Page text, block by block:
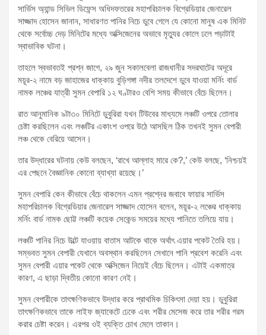
সার্ভিস অ্যান্ড সিভিল ডিফেন্স অধিদফতরের মহাপরিচালক বিগ্রেডিয়ার জেনারেল
সাজ্জাদ হোসেন জানান, সাধারণত পানির নিচে ডুবে গেলে যে কোনো মানুষ এক মিনিট
থেকে সর্বোচ্চ দেড় মিনিটের মধ্যে অক্সিজেনের অভাবে মৃত্যুর কোলে ঢলে পড়াটাই
স্বাভাবিক ঘটনা।
তাহলে স্বভাবতই প্রশ্ন জাগে, ২৯ জুন সকালবেলা রাজধানীর সদরঘাটের অদূরে
ময়ূর-২ নামে বড় জাহাজের ধাক্কায় বুড়িগঙ্গা নদীর তলদেশে ডুবে যাওয়া মর্নিং বার্ড
নামক লঞ্চের যাত্রী সুমন বেপারি ১২ ঘণ্টারও বেশি সময় কীভাবে বেঁচে ছিলেন।
রাত আনুমানিক ৯টা৩০ মিনিটে ডুবুরিরা যখন টিউবের মাধ্যমে লঞ্চটি ওপরে তোলার
চেষ্টা করছিলেন এবং লঞ্চটির একাংশ ওপরে উঠে আসছিল ঠিক তখনই সুমন বেপারী
লঞ্চ থেকে বেরিয়ে আসেন।
তার উদ্ধারের ঘটনায় কেউ বলছেন, ‘রাখে আল্লাহ মারে কে?,’ কেউ বলছে, ‘নিশ্চয়ই
এর পেছনে বৈজ্ঞানিক কোনো ব্যাখ্যা রয়েছে।’
সুমন বেপারি কেন কীভাবে বেঁচে থাকলেন এমন প্রশ্নের জবাবে ফায়ার সার্ভিস
মহাপরিচালক বিগ্রেডিয়ার জেনারেল সাজ্জাদ হোসেন বলেন, ময়ূর-২ লঞ্চের ধাক্কায়
মর্নিং বার্ড নামক ছোট্ট লঞ্চটি কয়েক সেকেন্ড সময়ের মধ্যে পানিতে তলিয়ে যায়।
লঞ্চটি পানির নিচে উল্টে যাওয়ায় বাতাস আটকে থাকে অর্থাৎ এয়ার পকেট তৈরি হয়।
সম্ভবত সুমন বেপারী যেখানে অবস্থান করছিলেন সেখানে পানি প্রবেশ করেনি এবং
সুমন বেপারী এয়ার পকেট থেকে অক্সিজেন নিয়েই বেঁচে ছিলেন। এটাই একমাত্র
কারণ, এ ছাড়া দ্বিতীয় কোনো কারণ নেই।
সুমন বেপারীকে তাৎক্ষণিকভাবে উদ্ধার করে প্রাথমিক চিকিৎসা দেয়া হয়। ডুবুরিরা
তাৎক্ষণিকভাবে তাকে লাইফ জ্যাকেটে ঢেকে এবং শরীর মেসেজ করে তার শরীর গরম
করার চেষ্টা করেন। এরপর ওই ব্যক্তি চোখ মেলে তাকান।